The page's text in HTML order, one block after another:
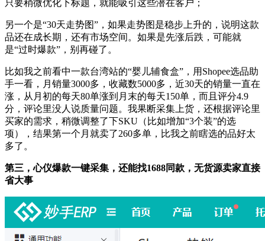
只要稍微优化下标题，就能吸引这些潜在客户；
另一个是“30天走势图”，如果走势图是稳步上升的，说明这款
品还在成长期，还有市场空间。如果是先涨后跌，可能就
是“过时爆款”，别再碰了。
比如我之前看中一款台湾站的“婴儿辅食盒”，用Shopee选品助
手一看，月销量3000多，收藏数5000多，近30天的销量一直在
涨，从月初的每天80单涨到月末的每天150单，而且评分4.9
分，评论里没人说质量问题。我果断采集上货，还根据评论里
买家的需求，稍微调整了下SKU（比如增加“3个装”的选
项），结果第一个月就卖了260多单，比我之前瞎选的品好太
多了。
第三，心仪爆款一键采集，还能找1688同款，无货源卖家直接
省大事